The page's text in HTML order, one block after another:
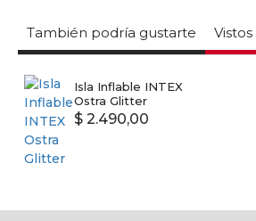
También podría gustarte
Isla Inflable INTEX
Ostra Glitter
$ 2.490,00